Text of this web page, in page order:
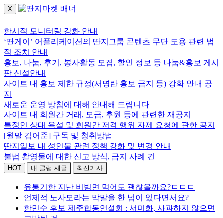
X
한시적 모니터링 강화 안내
‘딴게이’ 어플리케이션의 딴지그룹 콘텐츠 무단 도용 관련 법
적 조치 안내
홍보, 나눔, 후기, 봉사활동 모집, 할인 정보 등 나눔&홍보 게시
판 신설안내
사이트 내 홍보 제한 규정(서명란 홍보 금지 등) 강화 안내 공
지
새로운 운영 방침에 대해 안내해 드립니다
사이트 내 회원간 거래, 모금, 후원 등에 관련한 재공지
특정인 상대 욕설 및 회원간 저격 행위 자제 요청에 관한 공지
[월말 김어준] 구독 및 청취방법
딴지일보 내 성인물 관련 정책 강화 및 변경 안내
불법 촬영물에 대한 신고 방식, 금지 사례 건
HOT 내 클럽 새글 최신기사
유통기한 지난 비빔면 먹어도 괜찮을까요?ㄷㄷㄷ
언제적 노사모라는 막말을 한 넘이 있다면서요?
한민수 후보 제주합동연설회 : 서미화, 사과하지 않으면